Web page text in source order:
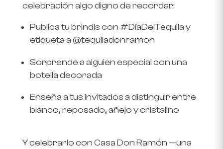
celebración algo digno de recordar:
Publica tu brindis con #DíaDelTequila y
etiqueta a @tequiladonramon
Sorprende a alguien especial con una
botella decorada
Enseña a tus invitados a distinguir entre
blanco, reposado, añejo y cristalino
Y celebrarlo con Casa Don Ramón —una